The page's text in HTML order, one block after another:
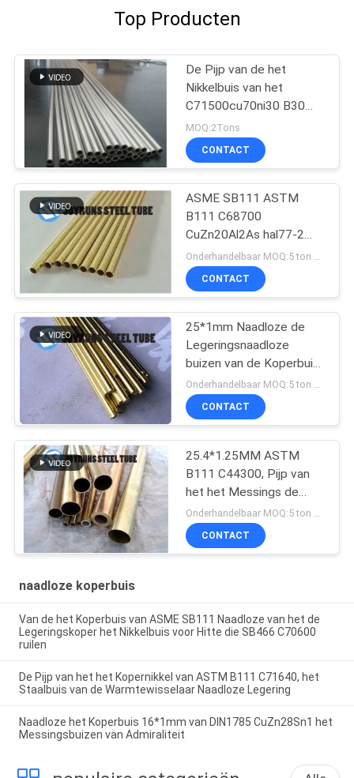
Top Producten
De Pijp van de het
Nikkelbuis van het
C71500cu70ni30 B30
C70600 Koper
MOQ:2Tons
CONTACT
ASME SB111 ASTM
B111 C68700
CuZn20Al2As hal77-2
Naadloze Koperpijp
CONTACT
25*1mm Naadloze de
Legeringsnaadloze
buizen van de Koperbuis
JIS H3300 C4430T
Onderhandelbaar MOQ:5 ton per grootte
CONTACT
25.4*1.25MM ASTM
B111 C44300, Pijp van
het het Messings de
Naadloze Koolstofstaal
van Admiraliteit
Onderhandelbaar MOQ:5 ton per grootte
CONTACT
naadloze koperbuis
Van de het Koperbuis van ASME SB111 Naadloze van het de
Legeringskoper het Nikkelbuis voor Hitte die SB466 C70600
ruilen
De Pijp van het het Kopernikkel van ASTM B111 C71640, het
Staalbuis van de Warmtewisselaar Naadloze Legering
Naadloze het Koperbuis 16*1mm van DIN1785 CuZn28Sn1 het
Messingsbuizen van Admiraliteit